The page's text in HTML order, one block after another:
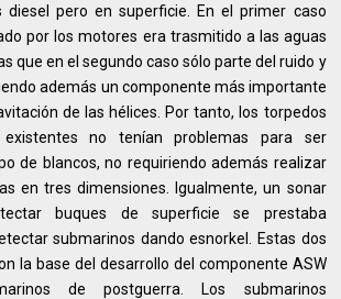
diesel pero en superficie. En el primer caso
por los motores era trasmitido a las aguas
que en el segundo caso sólo parte del ruido y
además un componente más importante
de las hélices. Por tanto, los torpedos
existentes no tenían problemas para ser
de blancos, no requiriendo además realizar
en tres dimensiones. Igualmente, un sonar
buques de superficie se prestaba
submarinos dando esnorkel. Estas dos
la base del desarrollo del componente ASW
de postguerra. Los submarinos